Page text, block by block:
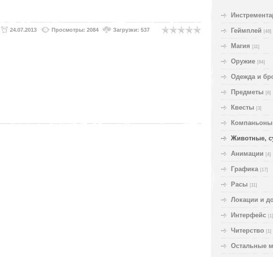
24.07.2013 Просмотры: 2084 Загрузки: 537 Геймплей [48]
Магия [11]
Оружие [84]
Одежда и
Предметы [6]
Квесты [3]
Компаньоны
Животные,
Анимации [4]
Графика [17]
Расы [11]
Локации и
Интерфейс [1]
Читерство [1]
Остальные